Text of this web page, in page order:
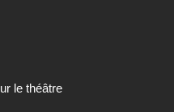
le théâtre